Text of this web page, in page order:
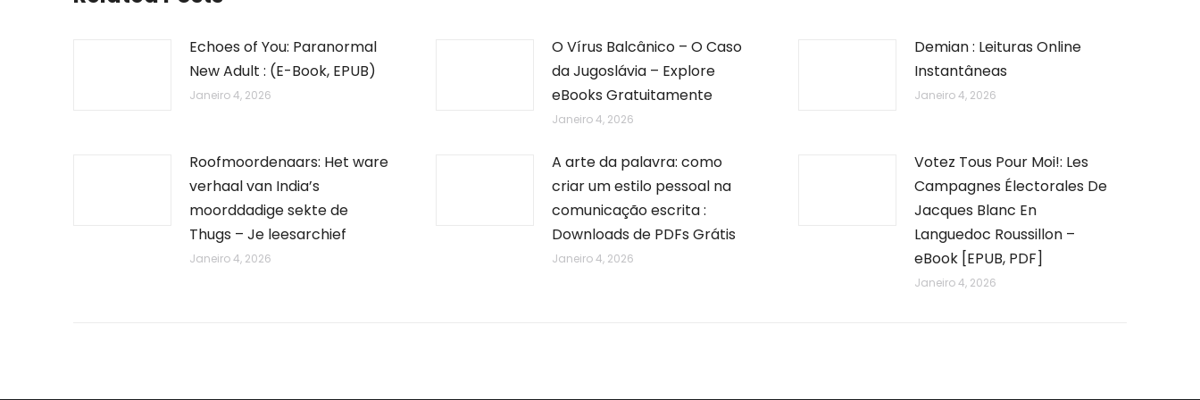
Echoes of You: Paranormal
New Adult : (E-Book, EPUB)
Janeiro 4, 2026
O Vírus Balcânico – O Caso
da Jugoslávia – Explore
eBooks Gratuitamente
Janeiro 4, 2026
Demian : Leituras Online
Instantâneas
Janeiro 4, 2026
Roofmoordenaars: Het ware
verhaal van India’s
moorddadige sekte de
Thugs – Je leesarchief
Janeiro 4, 2026
A arte da palavra: como
criar um estilo pessoal na
comunicação escrita :
Downloads de PDFs Grátis
Janeiro 4, 2026
Votez Tous Pour Moi!: Les
Campagnes Électorales De
Jacques Blanc En
Languedoc Roussillon –
eBook [EPUB, PDF]
Janeiro 4, 2026